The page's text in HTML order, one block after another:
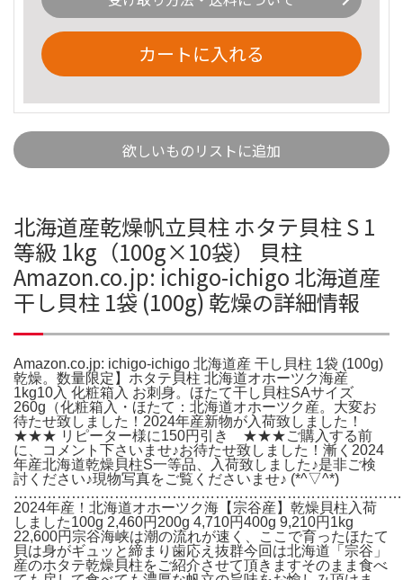
カートに入れる
欲しいものリストに追加
北海道産乾燥帆立貝柱 ホタテ貝柱 S 1
等級 1kg（100g×10袋） 貝柱
Amazon.co.jp: ichigo-ichigo 北海道産
干し貝柱 1袋 (100g) 乾燥の詳細情報
Amazon.co.jp: ichigo-ichigo 北海道産 干し貝柱 1袋 (100g)
乾燥。数量限定】ホタテ貝柱 北海道オホーツク海産
1kg10入 化粧箱入 お刺身。ほたて干し貝柱SAサイズ
260g（化粧箱入・ほたて：北海道オホーツク産。大変お
待たせ致しました！2024年産新物が入荷致しました！
★★★ リピーター様に150円引き ★★★ご購入する前
に、コメント下さいませ♪お待たせ致しました！漸く2024
年産北海道乾燥貝柱S一等品、入荷致しました♪是非ご検
討ください♪現物写真をご覧くださいませ♪ (*^▽^*)
2024年産！北海道オホーツク海【宗谷産】乾燥貝柱入荷
しました100g 2,460円200g 4,710円400g 9,210円1kg
22,600円宗谷海峡は潮の流れが速く、ここで育ったほたて
貝は身がギュッと締まり歯応え抜群今回は北海道「宗谷」
産のホタテ乾燥貝柱をご紹介させて頂きますそのまま食べ